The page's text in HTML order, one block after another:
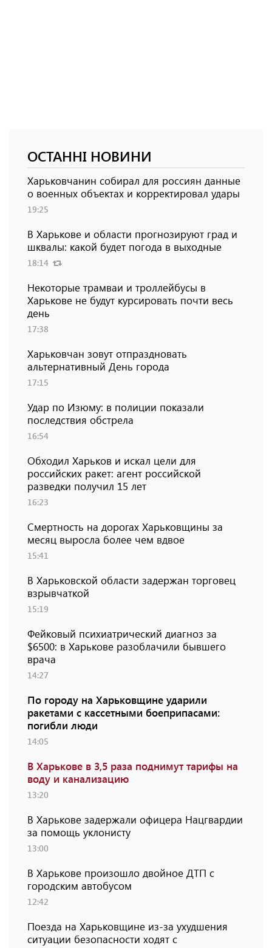
ОСТАННІ НОВИНИ
Харьковчанин собирал для россиян данные
о военных объектах и ​​корректировал удары
19:25
В Харькове и области прогнозируют град и
шквалы: какой будет погода в выходные
18:14
Некоторые трамваи и троллейбусы в
Харькове не будут курсировать почти весь
день
17:38
Харьковчан зовут отпраздновать
альтернативный День города
17:15
Удар по Изюму: в полиции показали
последствия обстрела
16:54
Обходил Харьков и искал цели для
российских ракет: агент российской
разведки получил 15 лет
16:23
Смертность на дорогах Харьковщины за
месяц выросла более чем вдвое
15:41
В Харьковской области задержан торговец
взрывчаткой
15:19
Фейковый психиатрический диагноз за
$6500: в Харькове разоблачили бывшего
врача
14:27
По городу на Харьковщине ударили
ракетами с кассетными боеприпасами:
погибли люди
14:05
В Харькове в 3,5 раза поднимут тарифы на
воду и канализацию
13:20
В Харькове задержали офицера Нацгвардии
за помощь уклонисту
13:00
В Харькове произошло двойное ДТП с
городским автобусом
12:42
Поезда на Харьковщине из-за ухудшения
ситуации безопасности ходят с